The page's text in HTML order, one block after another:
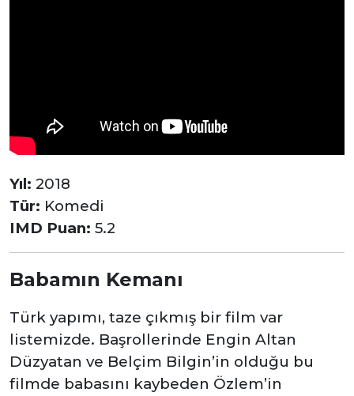
Yıl: 2018
Tür: Komedi
IMD Puan: 5.2
Babamın Kemanı
Türk yapımı, taze çıkmış bir film var
listemizde. Başrollerinde Engin Altan
Düzyatan ve Belçim Bilgin’in olduğu bu
filmde babasını kaybeden Özlem’in